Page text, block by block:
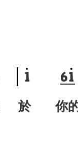
1 61
於 你